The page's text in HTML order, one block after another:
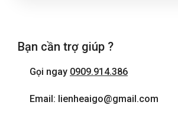
Bạn cần trợ giúp ?
Gọi ngay 0909.914.386
Email: lienheaigo@gmail.com